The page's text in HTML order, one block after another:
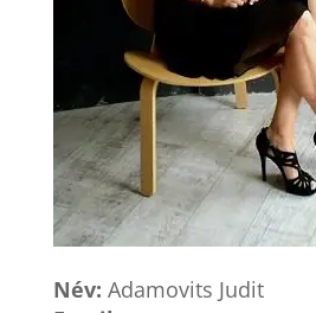
Név: Adamovits Judit